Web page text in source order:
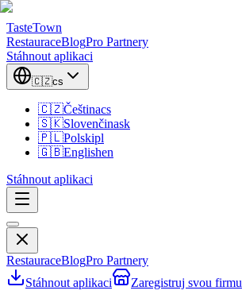
TasteTown
RestauraceBlogPro Partnery
Stáhnout aplikaci
🇨🇿cs
🇨🇿Češtinacs
🇸🇰Slovenčinask
🇵🇱Polskipl
🇬🇧Englishen
Stáhnout aplikaci
RestauraceBlogPro Partnery
Stáhnout aplikaci
Zaregistruj svou firmu